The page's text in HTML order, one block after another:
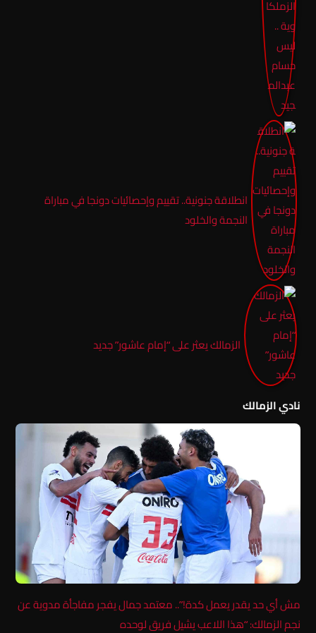
انطلاقة جنونية.. تقييم وإحصائيات دونجا في مباراة
النجمة والخلود
الزمالك يعثر على “إمام عاشور” جديد
نادي الزمالك
مش أي حد يقدر يعمل كدة!”.. معتمد جمال يفجر مفاجأة مدوية عن
نجم الزمالك: “هذا اللاعب يشيل فريق لوحده